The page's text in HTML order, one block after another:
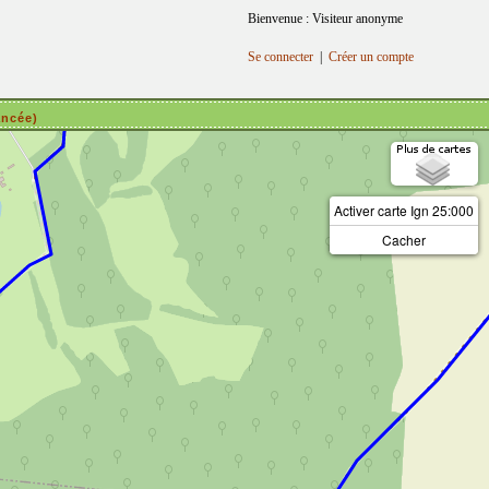
Bienvenue : Visiteur anonyme
Se connecter Créer un compte
Activer carte Ign 25:000
Cacher